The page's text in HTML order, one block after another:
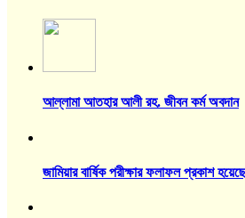
আল্লামা আতহার আলী রহ. জীবন কর্ম অবদান
জামিয়ার বার্ষিক পরীক্ষার ফলাফল প্রকাশ